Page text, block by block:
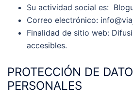
Su actividad social es:
Correo electrónico:
Finalidad de sitio web:
accesibles.
PROTECCIÓN DE
PERSONALES